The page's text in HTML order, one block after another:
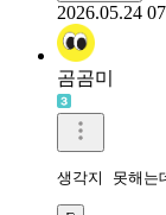
2026.05.24
곰곰미
생각지 못해는